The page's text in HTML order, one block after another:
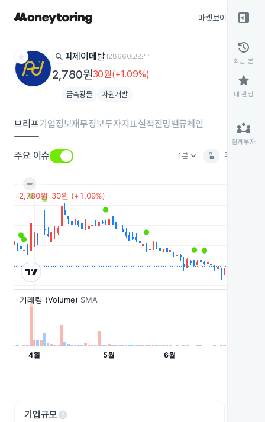
마켓보이스
star search 피제이메탈128660코스닥
2,780원30원(+1.09%)
금속광물 자원개발
브리프기업정보재무정보투자지표실적전망밸류체인
주요 이슈 1분keyboard_arrow_down 일 주
기업규모help
right_panel_open
history
최근 본
star
내 관심
partner_exchange
함께투자